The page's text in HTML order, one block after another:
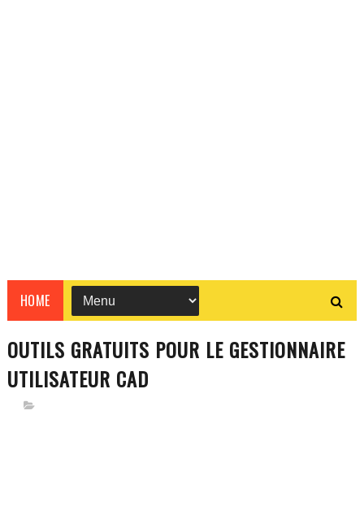
HOME
OUTILS GRATUITS POUR LE GESTIONNAIRE
UTILISATEUR CAD